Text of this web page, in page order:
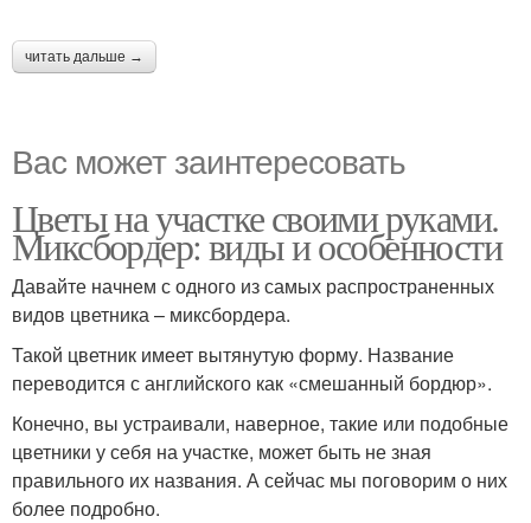
читать дальше →
Вас может заинтересовать
Цветы на участке своими руками.
Миксбордер: виды и особенности
Давайте начнем с одного из самых распространенных
видов цветника – миксбордера.
Такой цветник имеет вытянутую форму. Название
переводится с английского как «смешанный бордюр».
Конечно, вы устраивали, наверное, такие или подобные
цветники у себя на участке, может быть не зная
правильного их названия. А сейчас мы поговорим о них
более подробно.